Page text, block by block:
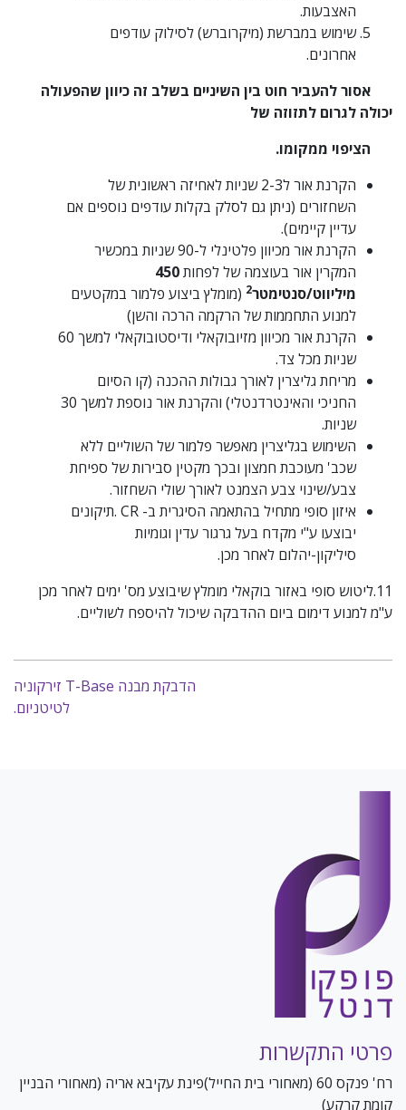
האצבעות.
שימוש במברשת (מיקרוברש) לסילוק עודפים
אחרונים.
אסור להעביר חוט בין השיניים בשלב זה כיוון שהפעולה
יכולה לגרום לתזוזה של
הציפוי ממקומו.
הקרנת אור ל2-3 שניות לאחיזה ראשונית של
השחזורים (ניתן גם לסלק בקלות עודפים נוספים אם
עדיין קיימים).
הקרנת אור מכיוון פלטינלי ל-90 שניות במכשיר
המקרין אור בעוצמה של לפחות450
מיליווט/סנטימטר2 (מומלץ ביצוע פלמור במקטעים
למנוע התחממות של הרקמה הרכה והשן)
הקרנת אור מכיוון מזיובוקאלי ודיסטובוקאלי למשך 60
שניות מכל צד.
מריחת גליצרין לאורך גבולות ההכנה (קו הסיום
החניכי והאינטרדנטלי) והקרנת אור נוספת למשך 30
שניות.
השימוש בגליצרין מאפשר פלמור של השוליים ללא
שכב' מעוכבת חמצון ובכך מקטין סבירות של ספיחת
צבע/שינוי צבע הצמנט לאורך שולי השחזור.
איזון סופי מתחיל בהתאמה הסיגרית ב- CR .תיקונים
יבוצעו ע"י מקדח בעל גרגור עדין וגומיות
סיליקון-יהלום לאחר מכן.
11.ליטוש סופי באזור בוקאלי מומלץ שיבוצע מס' ימים לאחר מכן
ע"מ למנוע דימום ביום ההדבקה שיכול להיספח לשוליים.
הדבקת מבנה T-Base זירקוניה
לטיטניום.
פרטי התקשרות
רח' פנקס 60 (מאחורי בית החייל)פינת עקיבא אריה (מאחורי הבניין
קומת קרקע)